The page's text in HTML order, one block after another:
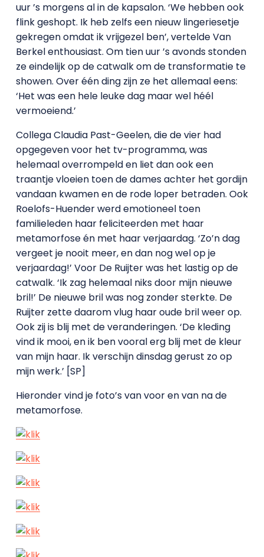
uur ’s morgens al in de kapsalon. ‘We hebben ook
flink geshopt. Ik heb zelfs een nieuw lingeriesetje
gekregen omdat ik vrijgezel ben’, vertelde Van
Berkel enthousiast. Om tien uur ’s avonds stonden
ze eindelijk op de catwalk om de transformatie te
showen. Over één ding zijn ze het allemaal eens:
‘Het was een hele leuke dag maar wel héél
vermoeiend.’
Collega Claudia Past-Geelen, die de vier had
opgegeven voor het tv-programma, was
helemaal overrompeld en liet dan ook een
traantje vloeien toen de dames achter het gordijn
vandaan kwamen en de rode loper betraden. Ook
Roelofs-Huender werd emotioneel toen
familieleden haar feliciteerden met haar
metamorfose én met haar verjaardag. ‘Zo’n dag
vergeet je nooit meer, en dan nog wel op je
verjaardag!’ Voor De Ruijter was het lastig op de
catwalk. ‘Ik zag helemaal niks door mijn nieuwe
bril!’ De nieuwe bril was nog zonder sterkte. De
Ruijter zette daarom vlug haar oude bril weer op.
Ook zij is blij met de veranderingen. ‘De kleding
vind ik mooi, en ik ben vooral erg blij met de kleur
van mijn haar. Ik verschijn dinsdag gerust zo op
mijn werk.’ [SP]
Hieronder vind je foto’s van voor en van na de
metamorfose.